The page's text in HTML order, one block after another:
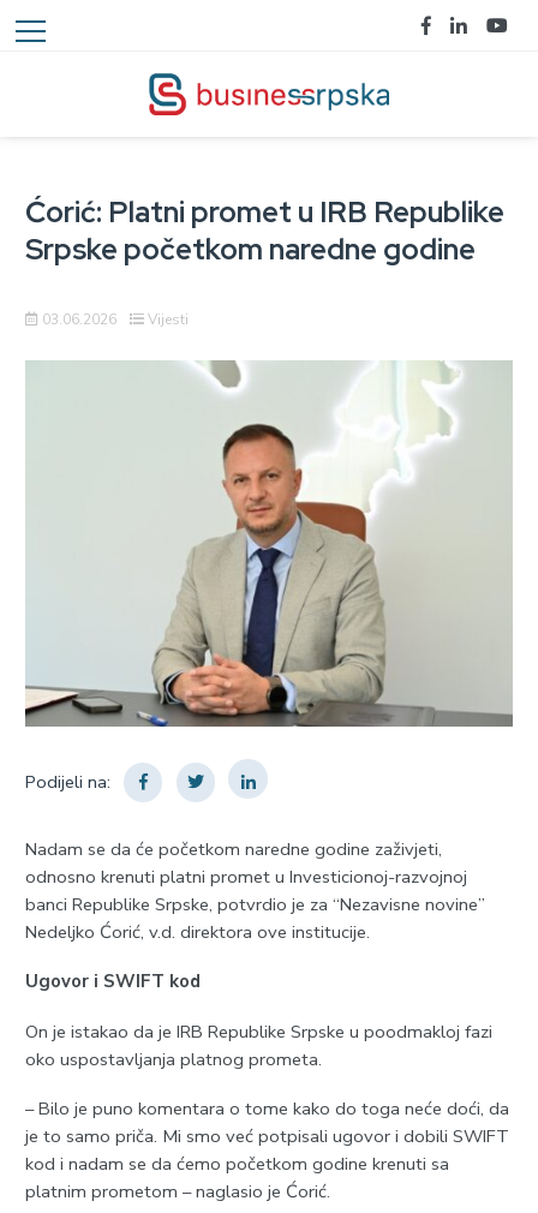
Ćorić: Platni promet u IRB Republike
Srpske početkom naredne godine
03.06.2026 Vijesti
Podijeli na:
Nadam se da će početkom naredne godine zaživjeti,
odnosno krenuti platni promet u Investicionoj-razvojnoj
banci Republike Srpske, potvrdio je za “Nezavisne novine”
Nedeljko Ćorić, v.d. direktora ove institucije.
Ugovor i SWIFT kod
On je istakao da je IRB Republike Srpske u poodmakloj fazi
oko uspostavljanja platnog prometa.
– Bilo je puno komentara o tome kako do toga neće doći, da
je to samo priča. Mi smo već potpisali ugovor i dobili SWIFT
kod i nadam se da ćemo početkom godine krenuti sa
platnim prometom – naglasio je Ćorić.